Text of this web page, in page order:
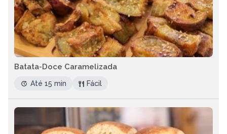
Batata-Doce Caramelizada
Até 15 min Fácil